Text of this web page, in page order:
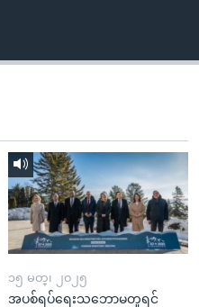
၁၅ မတ္၊ ၂၀၂၅
အပစ်ရပ်ရေးသဘောမတူရင်